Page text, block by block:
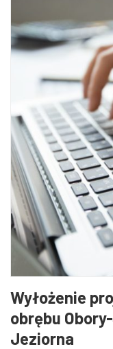
Wyłożenie
obrębu
Jeziorna